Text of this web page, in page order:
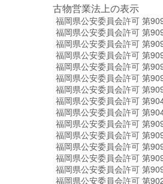
古物営業法上の表示
福岡県公安委員会許可 第
福岡県公安委員会許可 第
福岡県公安委員会許可 第
福岡県公安委員会許可 第
福岡県公安委員会許可 第
福岡県公安委員会許可 第
福岡県公安委員会許可 第
福岡県公安委員会許可 第
福岡県公安委員会許可 第
福岡県公安委員会許可 第
福岡県公安委員会許可 第
福岡県公安委員会許可 第
福岡県公安委員会許可 第
福岡県公安委員会許可 第
福岡県公安委員会許可 第